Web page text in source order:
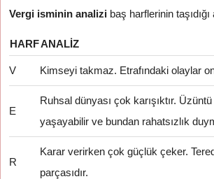
Vergi isminin analizi baş harflerinin
HARFANALIZ
V Kimseyi takmaz. Etrafındaki olaylar
E
Ruhsal dünyası çok karışıktır.
yaşayabilir ve bundan rahatsızlık
R
Karar verirken çok güçlük çeker.
parçasıdır.